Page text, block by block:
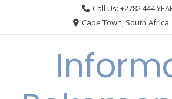
Call Us: +2782 444
Cape Town, South Africa